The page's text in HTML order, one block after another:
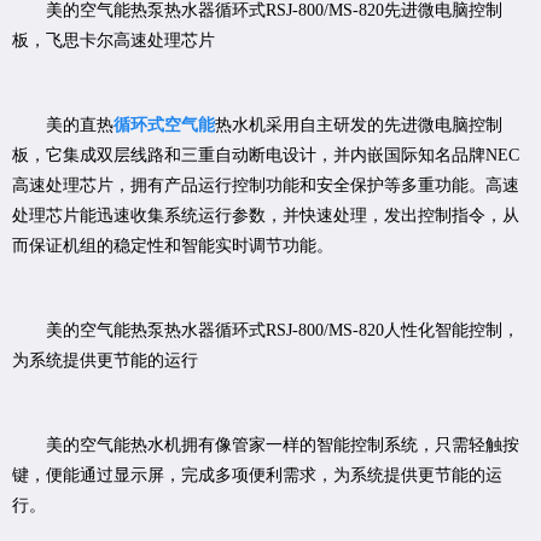
美的空气能热泵热水器循环式RSJ-800/MS-820先进微电脑控制
板，飞思卡尔高速处理芯片
美的直热循环式空气能热水机采用自主研发的先进微电脑控制
板，它集成双层线路和三重自动断电设计，并内嵌国际知名品牌NEC
高速处理芯片，拥有产品运行控制功能和安全保护等多重功能。高速
处理芯片能迅速收集系统运行参数，并快速处理，发出控制指令，从
而保证机组的稳定性和智能实时调节功能。
美的空气能热泵热水器循环式RSJ-800/MS-820人性化智能控制，
为系统提供更节能的运行
美的空气能热水机拥有像管家一样的智能控制系统，只需轻触按
键，便能通过显示屏，完成多项便利需求，为系统提供更节能的运
行。